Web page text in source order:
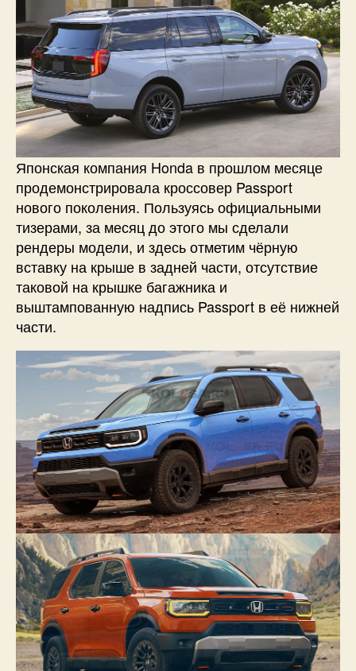
Японская компания Honda в прошлом месяце
продемонстрировала кроссовер Passport
нового поколения. Пользуясь официальными
тизерами, за месяц до этого мы сделали
рендеры модели, и здесь отметим чёрную
вставку на крыше в задней части, отсутствие
таковой на крышке багажника и
выштампованную надпись Passport в её нижней
части.